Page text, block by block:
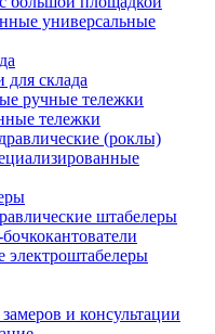
универсальные
для склада
ручные тележки
тележки
(роклы)
штабелеры
электроштабелеры
и консультации